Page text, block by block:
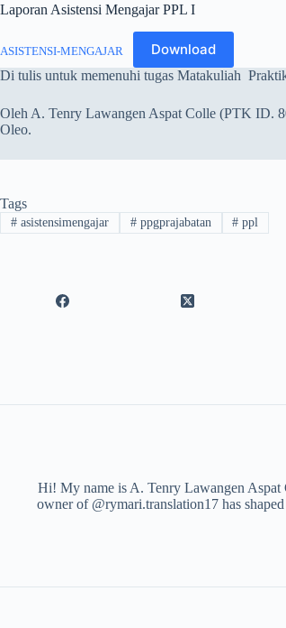
Laporan Asistensi Mengajar PPL I
ASISTENSI-MENGAJAR Download
Di tulis untuk memenuhi tugas Matakuliah
Oleh A. Tenry Lawangen Aspat Colle (PTK ID.
Oleo.
Tags
#asistensimengajar #ppgprajabatan # ppl
Hi! My name is A. Tenry Lawangen Aspat
owner of @rymari.translation17 has